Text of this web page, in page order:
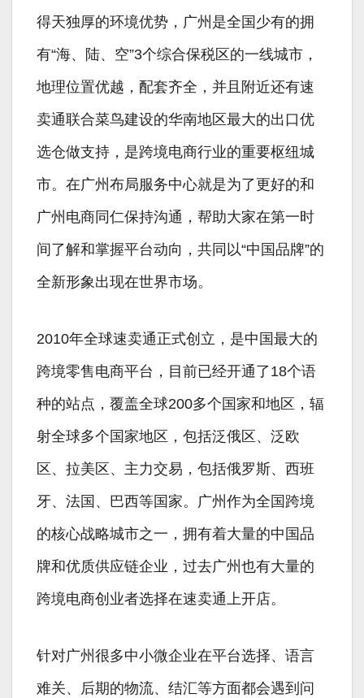
得天独厚的环境优势，广州是全国少有的拥
有“海、陆、空”3个综合保税区的一线城市，
地理位置优越，配套齐全，并且附近还有速
卖通联合菜鸟建设的华南地区最大的出口优
选仓做支持，是跨境电商行业的重要枢纽城
市。在广州布局服务中心就是为了更好的和
广州电商同仁保持沟通，帮助大家在第一时
间了解和掌握平台动向，共同以“中国品牌”的
全新形象出现在世界市场。
2010年全球速卖通正式创立，是中国最大的
跨境零售电商平台，目前已经开通了18个语
种的站点，覆盖全球200多个国家和地区，辐
射全球多个国家地区，包括泛俄区、泛欧
区、拉美区、主力交易，包括俄罗斯、西班
牙、法国、巴西等国家。广州作为全国跨境
的核心战略城市之一，拥有着大量的中国品
牌和优质供应链企业，过去广州也有大量的
跨境电商创业者选择在速卖通上开店。
针对广州很多中小微企业在平台选择、语言
难关、后期的物流、结汇等方面都会遇到问